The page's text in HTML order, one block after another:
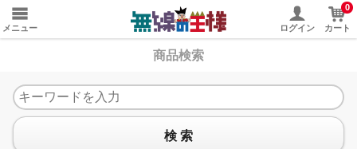
メニュー ログイン
0
カート
商品検索
検 索